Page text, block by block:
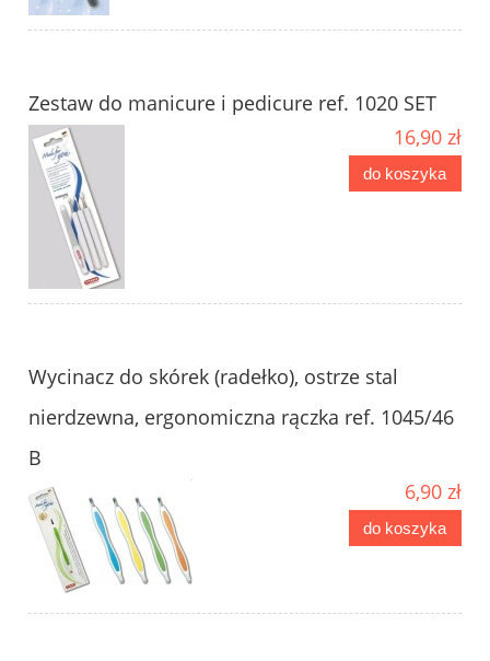
Zestaw do manicure i pedicure ref. 1020 SET
16,90 zł
do koszyka
Wycinacz do skórek (radełko), ostrze stal
nierdzewna, ergonomiczna rączka ref. 1045/46
B
6,90 zł
do koszyka